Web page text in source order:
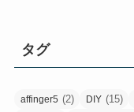
タグ
affinger5 (2) DIY (15)